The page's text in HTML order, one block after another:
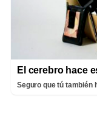
El cerebro hace
Seguro que tú también